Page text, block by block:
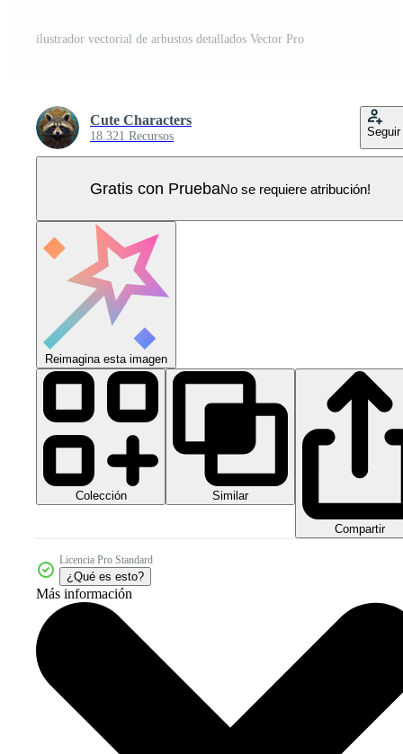
ilustrador vectorial de arbustos detallados Vector Pro
Cute Characters
18.321 Recursos Seguir
Gratis con PruebaNo se requiere atribución!
Reimagina esta imagen
Colección Similar
Compartir
Licencia Pro Standard
¿Qué es esto?
Más información